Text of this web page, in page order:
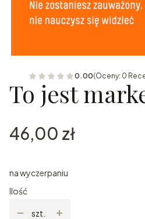
0.00(Oceny: 0
To jest
Cena
46,00 zł
na wyczerpaniu
Ilość
szt.